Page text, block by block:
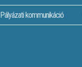
Pályázati kommunikáció